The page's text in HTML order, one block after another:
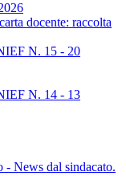
docente: raccolta
N. 15 - 20
N. 14 - 13
News dal sindacato.